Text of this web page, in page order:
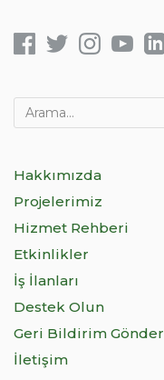
Hakkımızda
Projelerimiz
Hizmet Rehberi
Etkinlikler
İş İlanları
Destek Olun
Geri Bildirim Gönder
İletişim